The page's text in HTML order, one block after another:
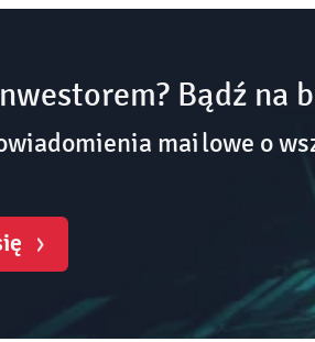
Bądź na
mailowe o